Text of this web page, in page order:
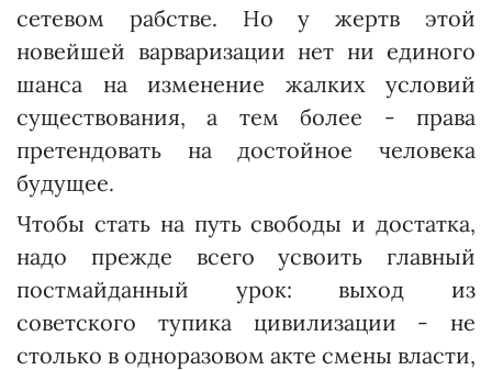
сетевом рабстве. Но у жертв этой
новейшей варваризации нет ни единого
шанса на изменение жалких условий
существования, а тем более - права
претендовать на достойное человека
будущее.
Чтобы стать на путь свободы и достатка,
надо прежде всего усвоить главный
постмайданный урок: выход из
советского тупика цивилизации - не
столько в одноразовом акте смены власти,